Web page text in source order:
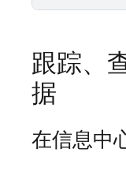
跟踪、
据
在信息中